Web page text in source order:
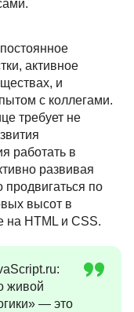
активное
и
с коллегами.
требует не
работать в
развивая
по
высот в
на HTML и CSS.
живой
— это